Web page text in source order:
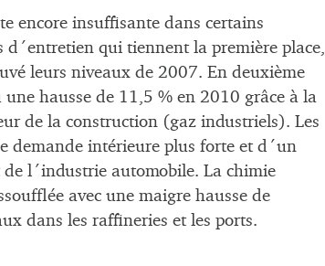
encore insuffisante dans certains
d´entretien qui tiennent la première place,
leurs niveaux de 2007. En deuxième
hausse de 11,5 % en 2010 grâce à la
de la construction (gaz industriels). Les
demande intérieure plus forte et d´un
l´industrie automobile. La chimie
avec une maigre hausse de
dans les raffineries et les ports.